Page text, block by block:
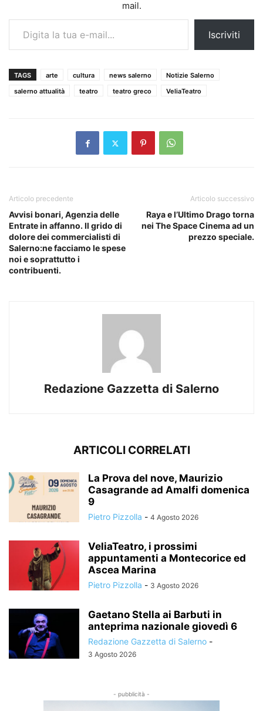
mail.
Digita la tua e-mail...
Iscriviti
TAGS arte cultura news salerno
Notizie Salerno
salerno attualità
teatro teatro greco VeliaTeatro
Articolo precedente
Avvisi bonari, Agenzia delle
Entrate in affanno. Il grido di
dolore dei commercialisti di
Salerno:ne facciamo le spese
noi e soprattutto i
contribuenti.
Articolo successivo
Raya e l’Ultimo Drago torna
nei The Space Cinema ad un
prezzo speciale.
Redazione Gazzetta di Salerno
ARTICOLI CORRELATI
La Prova del nove, Maurizio
Casagrande ad Amalfi domenica
9
Pietro Pizzolla - 4 Agosto 2026
VeliaTeatro, i prossimi
appuntamenti a Montecorice ed
Ascea Marina
Pietro Pizzolla - 3 Agosto 2026
Gaetano Stella ai Barbuti in
anteprima nazionale giovedì 6
Redazione Gazzetta di Salerno -
3 Agosto 2026
- pubblicità -